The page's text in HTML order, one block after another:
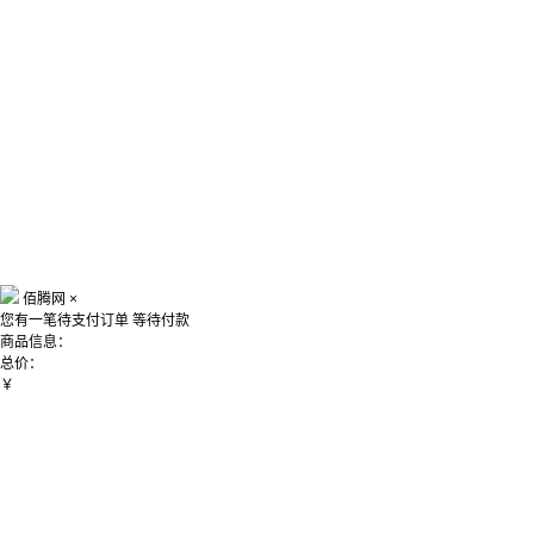
佰腾网 ×
您有一笔待支付订单 等待付款
商品信息：
总价：
￥